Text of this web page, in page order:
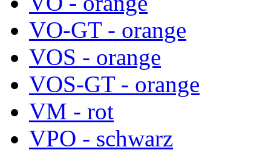
VO-GT - orange
VOS - orange
VOS-GT - orange
VM - rot
VPO - schwarz